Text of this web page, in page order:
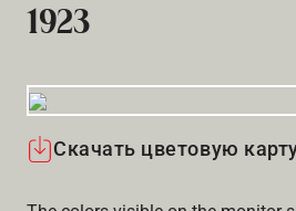
1923
Скачать цветовую